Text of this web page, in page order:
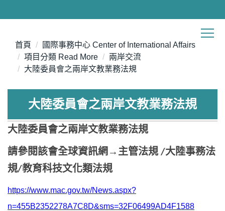
到
首頁
國際事務中心 Center of International Affairs
項目分類 Read More
兩岸交流
大陸委員會之兩岸文教業務法規
大陸委員會之兩岸文教業務法規
大陸委員會之兩岸文教業務法規
請參閱該會全球資訊網 → 主管法規 /大陸事務法
規/教育科技文化類法規
https://www.mac.gov.tw/News.aspx?
n=455B2352278A7C8D&sms=32F06499AD4F1588